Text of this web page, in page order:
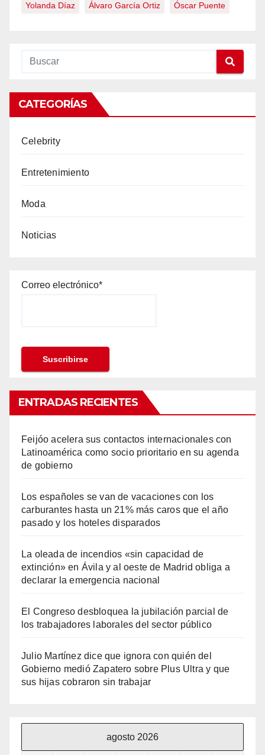
Yolanda Díaz Álvaro García Ortiz Óscar Puente
CATEGORÍAS
Celebrity
Entretenimiento
Moda
Noticias
Correo electrónico*
ENTRADAS RECIENTES
Feijóo acelera sus contactos internacionales con
Latinoamérica como socio prioritario en su agenda
de gobierno
Los españoles se van de vacaciones con los
carburantes hasta un 21% más caros que el año
pasado y los hoteles disparados
La oleada de incendios «sin capacidad de
extinción» en Ávila y al oeste de Madrid obliga a
declarar la emergencia nacional
El Congreso desbloquea la jubilación parcial de
los trabajadores laborales del sector público
Julio Martínez dice que ignora con quién del
Gobierno medió Zapatero sobre Plus Ultra y que
sus hijas cobraron sin trabajar
agosto 2026